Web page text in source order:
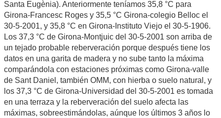
Santa Eugènia). Anteriormente teníamos 35,8 °C para
Girona-Francesc Roges y 35,5 °C Girona-colegio Belloc el
30-5-2001, y 35,8 °C en Girona-Instituto Viejo el 30-5-1906.
Los 37,3 °C de Girona-Montjuic del 30-5-2001 son arriba de
un tejado probable reberveración porque después tiene los
datos en una garita de madera y no sube tanto la máxima
comparándola con estaciones próximas como Girona-valle
de Sant Daniel, también OMM, con hierba o suelo natural, y
los 37,3 °C de Girona-Universidad del 30-5-2001 es tomada
en una terraza y la reberveración del suelo afecta las
máximas, sobreestimándolas, aúnque los últimos 3 años lo